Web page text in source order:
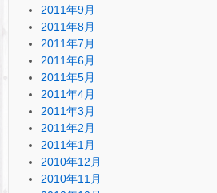
2011年9月
2011年8月
2011年7月
2011年6月
2011年5月
2011年4月
2011年3月
2011年2月
2011年1月
2010年12月
2010年11月